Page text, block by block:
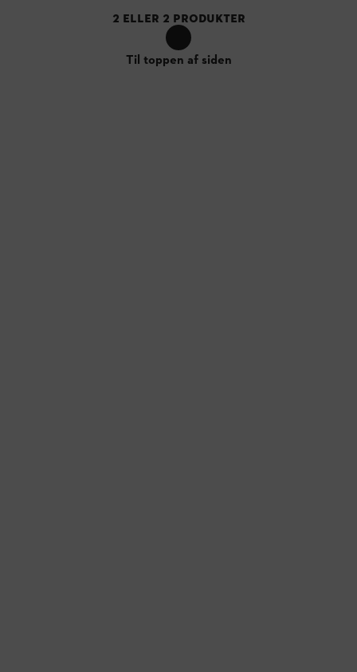
2 ELLER 2 PRODUKTER
Til toppen af siden